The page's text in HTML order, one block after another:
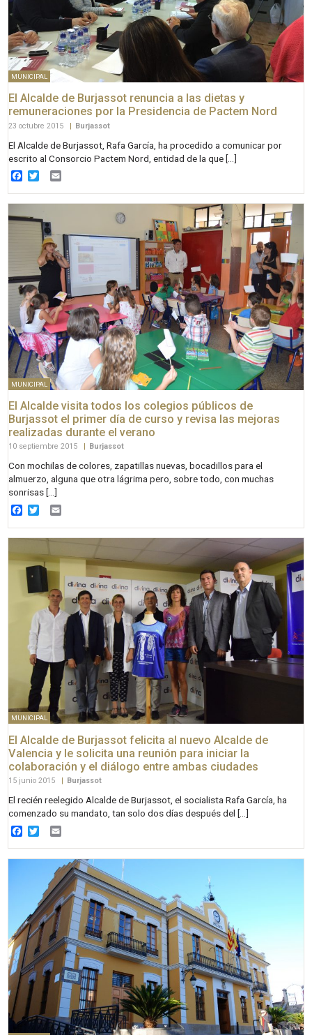
MUNICIPAL
El Alcalde de Burjassot renuncia a las dietas y
remuneraciones por la Presidencia de Pactem Nord
23 octubre 2015 | Burjassot
El Alcalde de Burjassot, Rafa García, ha procedido a comunicar por
escrito al Consorcio Pactem Nord, entidad de la que […]
Facebook
Twitter
MUNICIPAL
El Alcalde visita todos los colegios públicos de
Burjassot el primer día de curso y revisa las mejoras
realizadas durante el verano
10 septiembre 2015 Burjassot
Con mochilas de colores, zapatillas nuevas, bocadillos para el
almuerzo, alguna que otra lágrima pero, sobre todo, con muchas
sonrisas […]
Facebook
Twitter
MUNICIPAL
El Alcalde de Burjassot felicita al nuevo Alcalde de
Valencia y le solicita una reunión para iniciar la
colaboración y el diálogo entre ambas ciudades
15 junio 2015 | Burjassot
El recién reelegido Alcalde de Burjassot, el socialista Rafa García, ha
comenzado su mandato, tan solo dos días después del […]
Facebook
Twitter